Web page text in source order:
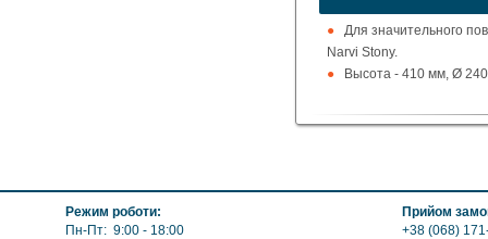
Указать цену
Для значительного
Narvi Stony.
Высота - 410 мм, Ø
Режим роботи:
Пн-Пт: 9:00 - 18:00
Прийом
+38 (068)